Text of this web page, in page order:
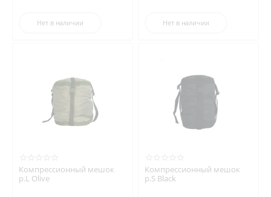
Нет в наличии Нет в наличии
Компрессионный мешок
р.L Olive
Компрессионный мешок
р.S Black